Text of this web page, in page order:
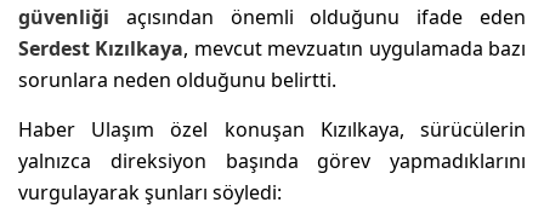
güvenliği açısından önemli olduğunu ifade eden
Serdest Kızılkaya, mevcut mevzuatın uygulamada bazı
sorunlara neden olduğunu belirtti.
Haber Ulaşım özel konuşan Kızılkaya, sürücülerin
yalnızca direksiyon başında görev yapmadıklarını
vurgulayarak şunları söyledi: